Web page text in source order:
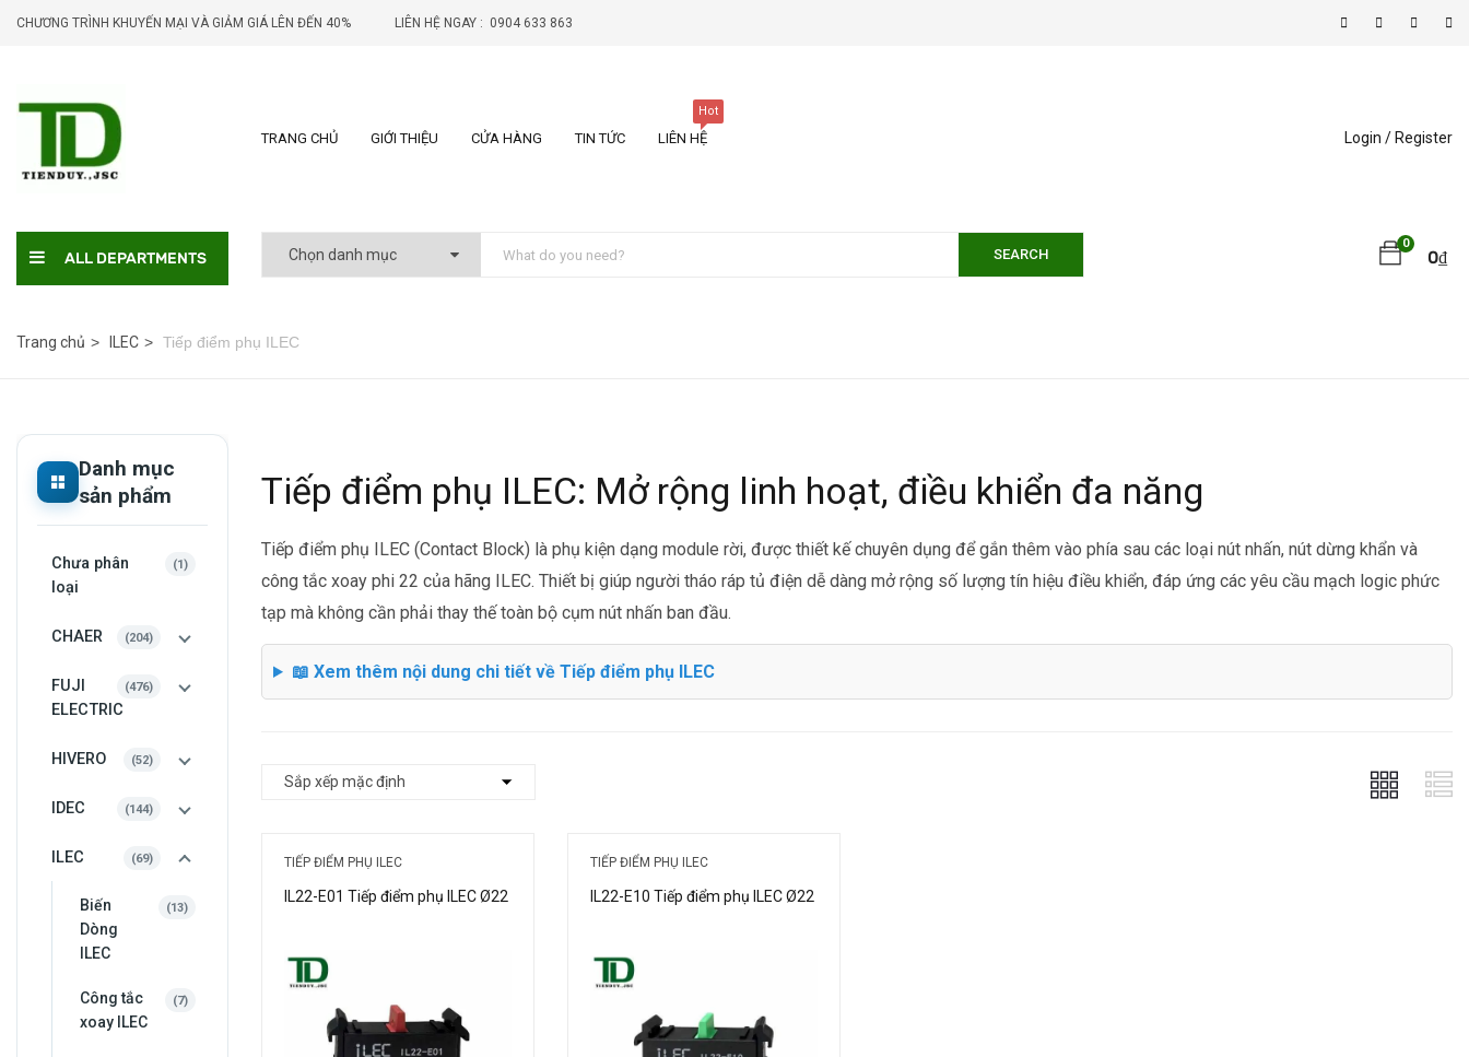
CHƯƠNG TRÌNH KHUYẾN MẠI VÀ GIẢM GIÁ LÊN ĐẾN 40% LIÊN HỆ NGAY : 0904 633 863
TRANG CHỦ GIỚI THIỆU CỬA HÀNG TIN TỨC LIÊN HỆ
Hot
Login / Register
ALL DEPARTMENTS SEARCH
0
0₫
Trang chủ ILEC Tiếp điểm phụ ILEC
Danh mục
sản phẩm
Chưa phân
loại
11
CHAER 204
204
FUJI
ELECTRIC
476
476
HIVERO 5252
IDEC 144
144
ILEC 6969
Biến
Dòng
ILEC
1313
Công tắc
xoay ILEC
77
Tiếp điểm phụ ILEC: Mở rộng linh hoạt, điều khiển đa năng
Tiếp điểm phụ ILEC (Contact Block) là phụ kiện dạng module rời, được thiết kế chuyên dụng để gắn thêm vào phía sau các loại nút nhấn, nút dừng khẩn và
công tắc xoay phi 22 của hãng ILEC. Thiết bị giúp người tháo ráp tủ điện dễ dàng mở rộng số lượng tín hiệu điều khiển, đáp ứng các yêu cầu mạch logic phức
tạp mà không cần phải thay thế toàn bộ cụm nút nhấn ban đầu.
📖 Xem thêm nội dung chi tiết về Tiếp điểm phụ ILEC
TIẾP ĐIỂM PHỤ ILEC
IL22-E01 Tiếp điểm phụ ILEC Ø22
TIẾP ĐIỂM PHỤ ILEC
IL22-E10 Tiếp điểm phụ ILEC Ø22